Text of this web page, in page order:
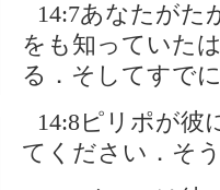
14:7あなたがた
をも知っていた
る．そしてすで
14:8ピリポが彼
てください．そ